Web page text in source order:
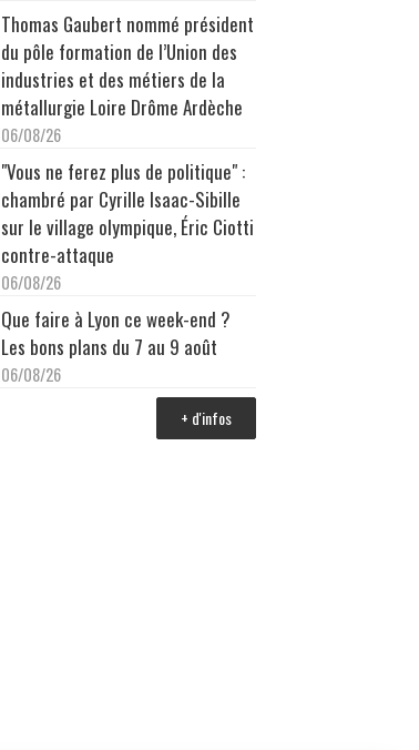
Thomas Gaubert nommé président
du pôle formation de l’Union des
industries et des métiers de la
métallurgie Loire Drôme Ardèche
06/08/26
"Vous ne ferez plus de politique" :
chambré par Cyrille Isaac-Sibille
sur le village olympique, Éric Ciotti
contre-attaque
06/08/26
Que faire à Lyon ce week-end ?
Les bons plans du 7 au 9 août
06/08/26
+ d'infos